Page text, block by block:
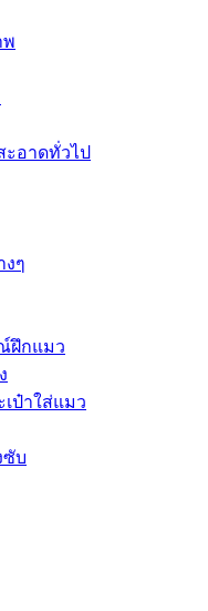
พ
อาดทั่วไป
ๆ
ฝึกแมว
ป๋าใส่แมว
ซับ